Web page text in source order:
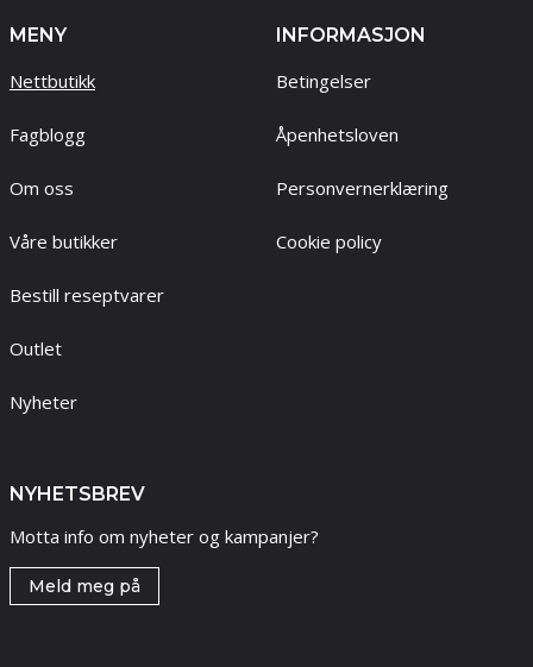
MENY
Nettbutikk
Fagblogg
Om oss
Våre butikker
Bestill reseptvarer
Outlet
Nyheter
INFORMASJON
Betingelser
Åpenhetsloven
Personvernerklæring
Cookie policy
NYHETSBREV
Motta info om nyheter og kampanjer?
Meld meg på